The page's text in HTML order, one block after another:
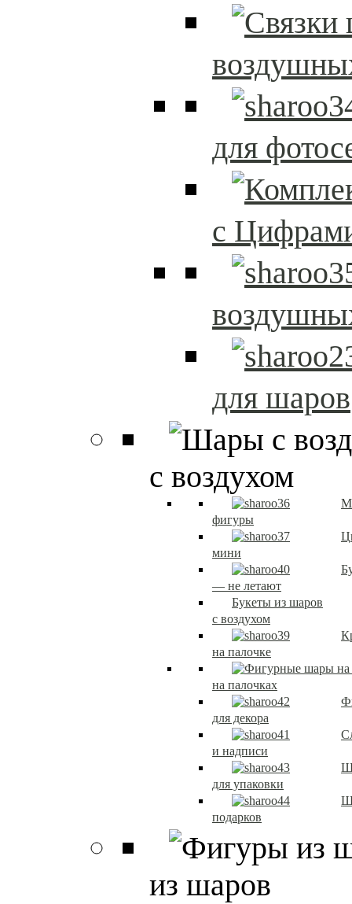
для
с
для шаров
с воздухом
фигуры
мини
— не летают
Букеты из шаров
с воздухом
на палочке
на палочках
для декора
и надписи
для упаковки
подарков
из шаров